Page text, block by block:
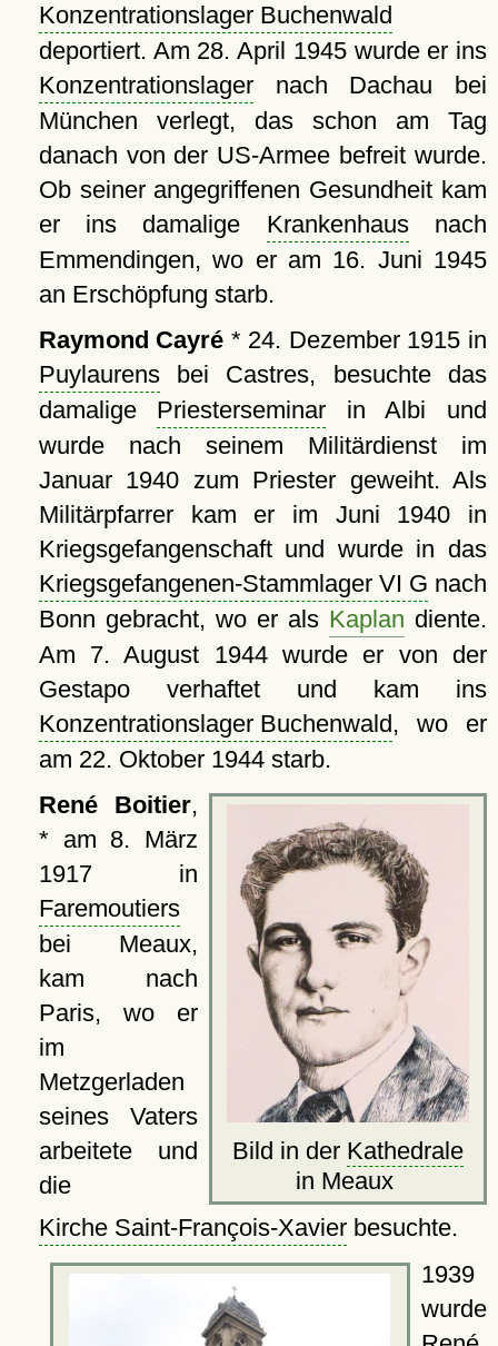
Konzentrationslager Buchenwald
deportiert. Am 28. April 1945 wurde er ins
Konzentrationslagernach Dachau bei
München verlegt, das schon am Tag
danach von der US-Armee befreit wurde.
Ob seiner angegriffenen Gesundheit kam
er ins damalige Krankenhausnach
Emmendingen, wo er am 16. Juni 1945
an Erschöpfung starb.
Raymond Cayré * 24. Dezember 1915 in
Puylaurensbei Castres, besuchte das
damalige Priesterseminar in Albi und
wurde nach seinem Militärdienst im
Januar 1940 zum Priester geweiht. Als
Militärpfarrer kam er im Juni 1940 in
Kriegsgefangenschaft und wurde in das
Kriegsgefangenen-Stammlager VI G nach
Bonn gebracht, wo er als Kaplan diente.
Am 7. August 1944 wurde er von der
Gestapo verhaftet und kam ins
Konzentrationslager Buchenwald, wo er
am 22. Oktober 1944 starb.
Bild in der Kathedrale
in Meaux
René Boitier,
* am 8. März
1917 in
Faremoutiers
bei Meaux,
kam nach
Paris, wo er
im
Metzgerladen
seines Vaters
arbeitete und
die
Kirche Saint-François-Xavierbesuchte.
1939
wurde